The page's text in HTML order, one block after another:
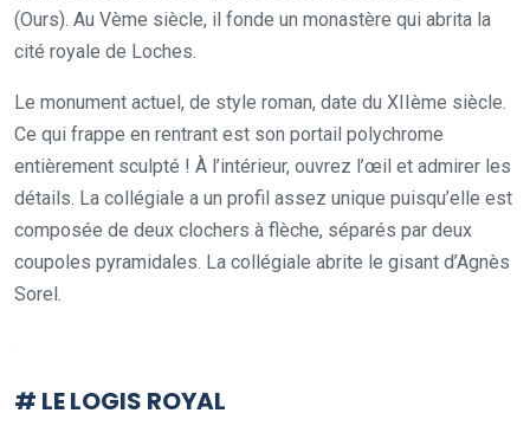
(Ours). Au Vème siècle, il fonde un monastère qui abrita la
cité royale de Loches.
Le monument actuel, de style roman, date du XIIème siècle.
Ce qui frappe en rentrant est son portail polychrome
entièrement sculpté ! À l’intérieur, ouvrez l’œil et admirer les
détails. La collégiale a un profil assez unique puisqu’elle est
composée de deux clochers à flèche, séparés par deux
coupoles pyramidales. La collégiale abrite le gisant d’Agnès
Sorel.
# LE LOGIS ROYAL